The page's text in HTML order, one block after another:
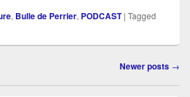
, Bulle de Perrier, PODCAST | Tagged
Newer posts →